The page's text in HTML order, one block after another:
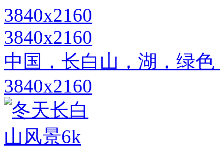
3840x2160
中国，长白山，湖，绿
3840x2160